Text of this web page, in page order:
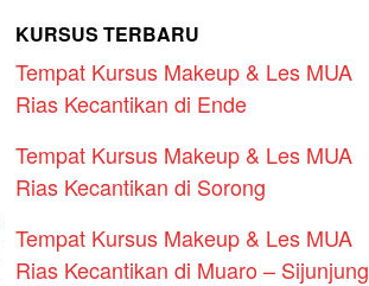
KURSUS TERBARU
Tempat Kursus Makeup & Les MUA
Rias Kecantikan di Ende
Tempat Kursus Makeup & Les MUA
Rias Kecantikan di Sorong
Tempat Kursus Makeup & Les MUA
Rias Kecantikan di Muaro – Sijunjung